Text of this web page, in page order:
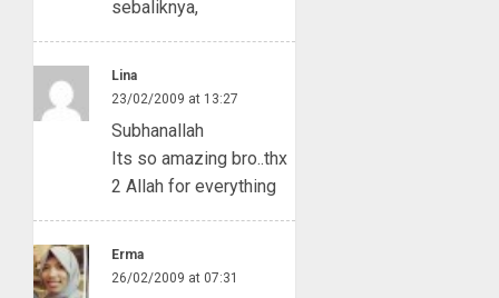
sebaliknya,
Lina
23/02/2009 at 13:27
Subhanallah
Its so amazing bro..thx
2 Allah for everything
Erma
26/02/2009 at 07:31